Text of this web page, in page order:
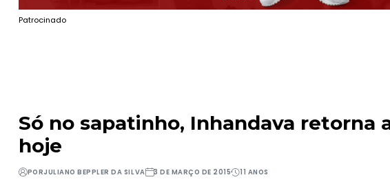
Patrocinado
Só no sapatinho, Inhandava retorna
hoje
PORJULIANO BEPPLER DA SILVA 3 DE MARÇO DE 2015 11 ANOS